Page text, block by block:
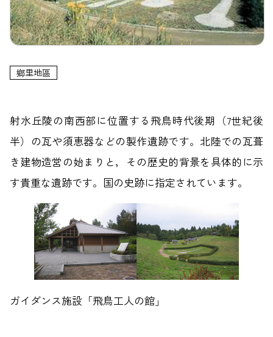
鄉里地區
射水丘陵の南西部に位置する飛鳥時代後期（7世紀後
半）の瓦や須恵器などの製作遺跡です。北陸での瓦葺
き建物造営の始まりと，その歴史的背景を具体的に示
す貴重な遺跡です。国の史跡に指定されています。
ガイダンス施設「飛鳥工人の館」